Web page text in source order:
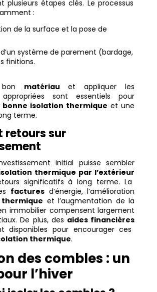
plusieurs étapes clés. Le processus
:
de la surface et la pose de
système de parement (bardage,
finitions.
matériau et appliquer les
sont essentiels pour
bonne isolation thermique et une
terme.
retours sur
initial puisse sembler
thermique par l’extérieur
significatifs à long terme. La
factures d’énergie, l’amélioration
et l’augmentation de la
immobilier compensent largement
De plus, des aides financières
disponibles pour encourager ces
thermique.
des combles : un
l’hiver